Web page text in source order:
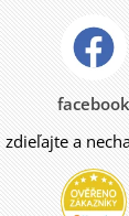
facebook
zdieľajte a